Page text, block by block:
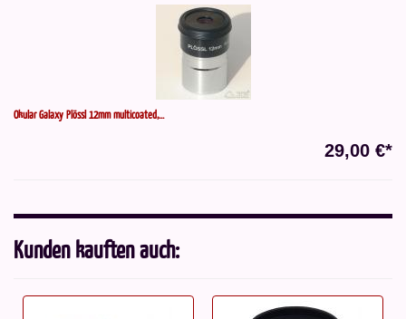
Okular Galaxy Plössl 12mm multicoated,...
29,00 €*
Kunden kauften auch: